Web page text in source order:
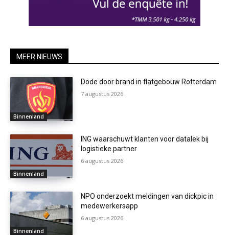
MEER NIEUWS
Binnenland
Dode door brand in flatgebouw Rotterdam
7 augustus 2026
Binnenland
ING waarschuwt klanten voor datalek bij
logistieke partner
6 augustus 2026
Binnenland
NPO onderzoekt meldingen van dickpic in
medewerkersapp
6 augustus 2026